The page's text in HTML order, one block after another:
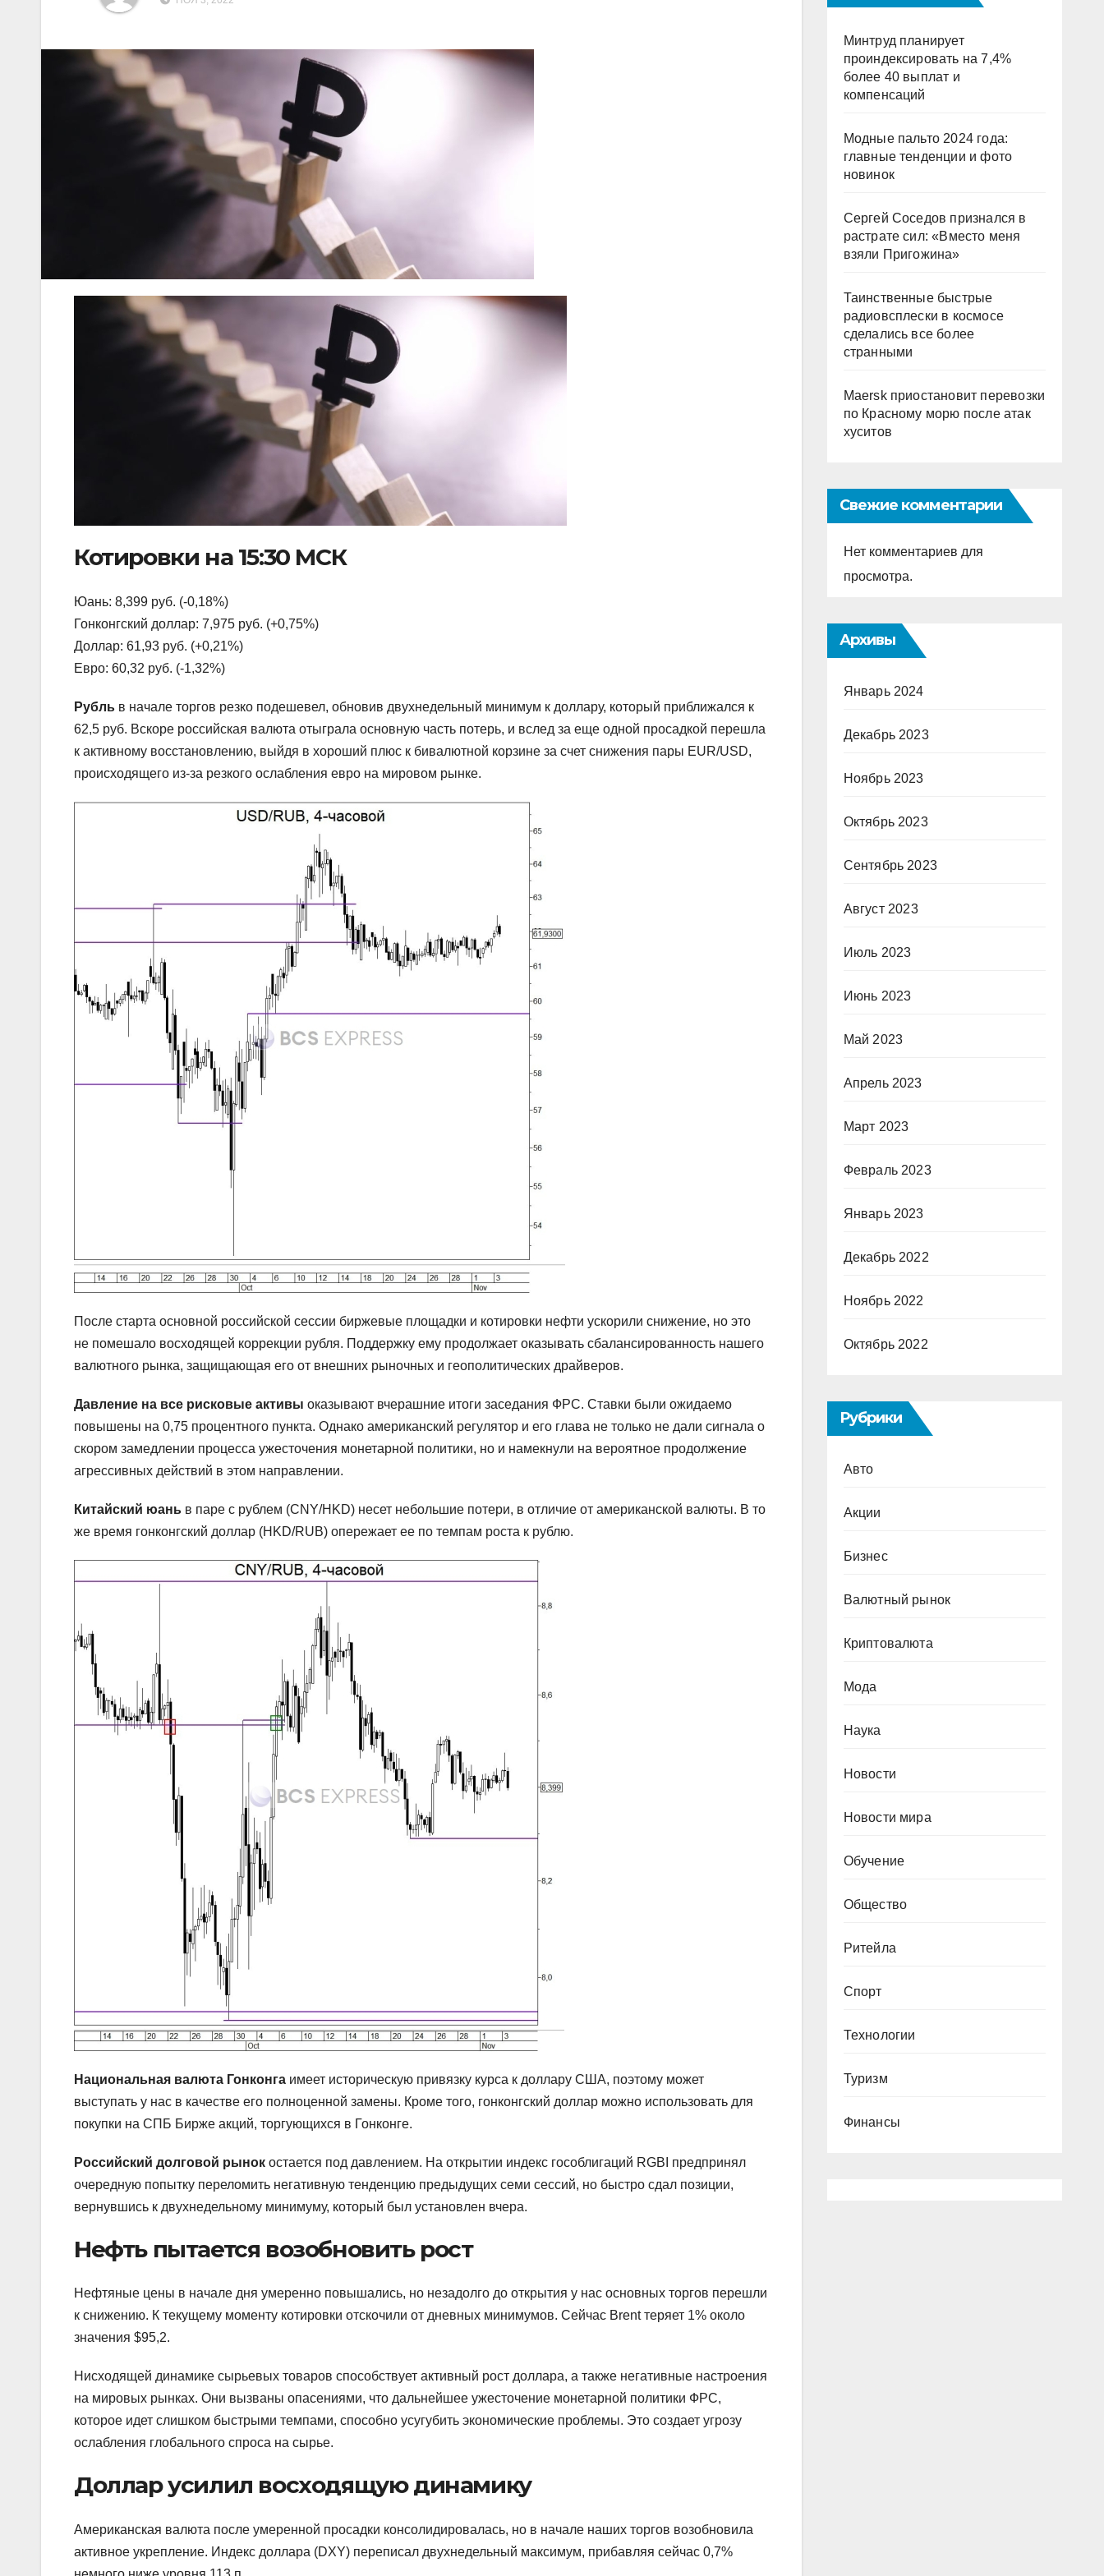
Котировки на 15:30 МСК
Юань: 8,399 руб. (-0,18%)
Гонконгский доллар: 7,975 руб. (+0,75%)
Доллар: 61,93 руб. (+0,21%)
Евро: 60,32 руб. (-1,32%)
Рубль в начале торгов резко подешевел, обновив двухнедельный минимум к доллару, который приближался к
62,5 руб. Вскоре российская валюта отыграла основную часть потерь, и вслед за еще одной просадкой перешла
к активному восстановлению, выйдя в хороший плюс к бивалютной корзине за счет снижения пары EUR/USD,
происходящего из-за резкого ослабления евро на мировом рынке.
После старта основной российской сессии биржевые площадки и котировки нефти ускорили снижение, но это
не помешало восходящей коррекции рубля. Поддержку ему продолжает оказывать сбалансированность нашего
валютного рынка, защищающая его от внешних рыночных и геополитических драйверов.
Давление на все рисковые активы оказывают вчерашние итоги заседания ФРС. Ставки были ожидаемо
повышены на 0,75 процентного пункта. Однако американский регулятор и его глава не только не дали сигнала о
скором замедлении процесса ужесточения монетарной политики, но и намекнули на вероятное продолжение
агрессивных действий в этом направлении.
Китайский юань в паре с рублем (CNY/HKD) несет небольшие потери, в отличие от американской валюты. В то
же время гонконгский доллар (HKD/RUB) опережает ее по темпам роста к рублю.
Национальная валюта Гонконга имеет историческую привязку курса к доллару США, поэтому может
выступать у нас в качестве его полноценной замены. Кроме того, гонконгский доллар можно использовать для
покупки на СПБ Бирже акций, торгующихся в Гонконге.
Российский долговой рынок остается под давлением. На открытии индекс гособлигаций RGBI предпринял
очередную попытку переломить негативную тенденцию предыдущих семи сессий, но быстро сдал позиции,
вернувшись к двухнедельному минимуму, который был установлен вчера.
Нефть пытается возобновить рост
Нефтяные цены в начале дня умеренно повышались, но незадолго до открытия у нас основных торгов перешли
к снижению. К текущему моменту котировки отскочили от дневных минимумов. Сейчас Brent теряет 1% около
значения $95,2.
Нисходящей динамике сырьевых товаров способствует активный рост доллара, а также негативные настроения
на мировых рынках. Они вызваны опасениями, что дальнейшее ужесточение монетарной политики ФРС,
которое идет слишком быстрыми темпами, способно усугубить экономические проблемы. Это создает угрозу
ослабления глобального спроса на сырье.
Доллар усилил восходящую динамику
Американская валюта после умеренной просадки консолидировалась, но в начале наших торгов возобновила
активное укрепление. Индекс доллара (DXY) переписал двухнедельный максимум, прибавляя сейчас 0,7%
Минтруд планирует
проиндексировать на 7,4%
более 40 выплат и
компенсаций
Модные пальто 2024 года:
главные тенденции и фото
новинок
Сергей Соседов признался в
растрате сил: «Вместо меня
взяли Пригожина»
Таинственные быстрые
радиовсплески в космосе
сделались все более
странными
Maersk приостановит перевозки
по Красному морю после атак
хуситов
Свежие комментарии
Нет комментариев для
просмотра.
Архивы
Январь 2024
Декабрь 2023
Ноябрь 2023
Октябрь 2023
Сентябрь 2023
Август 2023
Июль 2023
Июнь 2023
Май 2023
Апрель 2023
Март 2023
Февраль 2023
Январь 2023
Декабрь 2022
Ноябрь 2022
Октябрь 2022
Рубрики
Авто
Акции
Бизнес
Валютный рынок
Криптовалюта
Мода
Наука
Новости
Новости мира
Обучение
Общество
Ритейла
Спорт
Технологии
Туризм
Финансы